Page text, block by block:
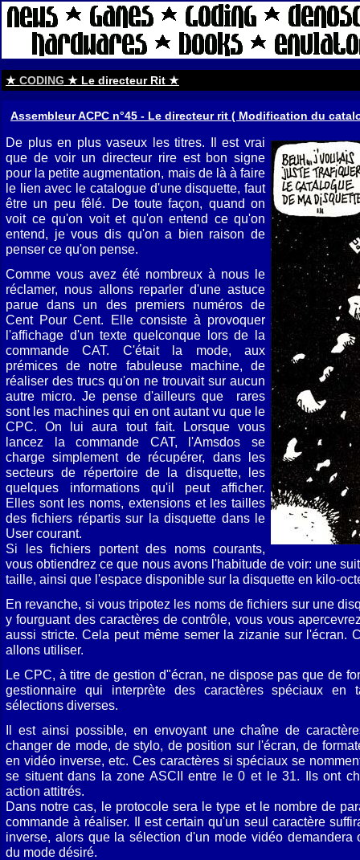
★ CODING ★ Le directeur Rit ★
Assembleur ACPC n°45 - Le directeur rit ( Modification du
De plus en plus vaseux les titres. Il est vrai
que de voir un directeur rire est bon signe
pour la petite augmentation, mais de là à faire
le lien avec le catalogue d'une disquette, faut
être un peu fêlé. De toute façon, quand on
voit ce qu'on voit et qu'on entend ce qu'on
entend, je vous dis qu'on a bien raison de
penser ce qu'on pense.
Comme vous avez été nombreux à nous le
réclamer, nous allons reparler d'une astuce
parue dans un des premiers numéros de
Cent Pour Cent. Elle consiste à provoquer
l'affichage d'un texte quelconque lors de la
commande CAT. C'était la mode, aux
prémices de notre fabuleuse machine, de
réaliser des trucs qu'on ne trouvait sur aucun
autre micro. Je pense d'ailleurs que rares
sont les machines qui en ont autant vu que le
CPC. On lui aura tout fait. Lorsque vous
lancez la commande CAT, l'Amsdos se
charge simplement de récupérer, dans les
secteurs de répertoire de la disquette, les
quelques informations qu'il peut afficher.
Elles sont les noms, extensions et les tailles
des fichiers répartis sur la disquette dans le
User courant.
Si les fichiers portent des noms courants,
vous obtiendrez ce que nous avons l'habitude de voir: une
taille, ainsi que l'espace disponible sur la disquette en kilo-
En revanche, si vous tripotez les noms de fichiers sur une
y fourguant des carac­tères de contrôle, vous vous
aussi stricte. Cela peut même semer la ziza­nie sur l'écran.
allons utiliser.
Le CPC, à titre de gestion d"écran, ne dispose pas que de
gestionnaire qui interprète des caractères spéciaux en
sélections diverses.
Il est ainsi possible, en envoyant une chaîne de
changer de mode, de stylo, de position sur l'écran, de
en vidéo inverse, etc. Ces caractères si spéciaux se
se situent dans la zone ASCII entre le 0 et le 31. Ils ont
action attitrés.
Dans notre cas, le protocole sera le type et le nombre de
commande à réaliser. Il est certain qu'un seul caractère
inverse, alors que la sélection d'un mode vidéo demandera
du mode désiré.